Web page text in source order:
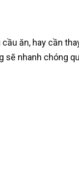
ăn, hay cần
sẽ nhanh chóng